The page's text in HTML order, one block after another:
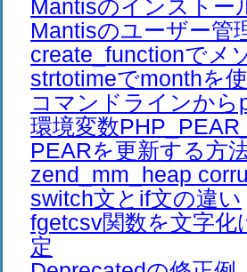
Mantisのインストー
Mantisのユーザー管
create_functionでメ
strtotimeでmonthを
コマンドラインか
環境変数
PEARを更新する方
zend_mm_heap
switch文とif文の違い
fgetcsv関数を文字
定